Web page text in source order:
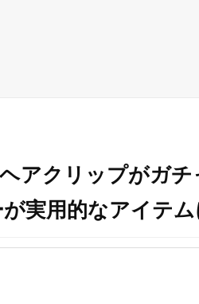
ヘアクリップがガ
実用的なアイテム